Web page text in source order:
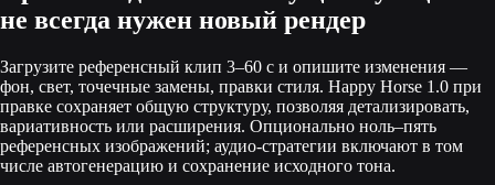
не всегда нужен новый рендер
Загрузите референсный клип 3–60 с и опишите изменения —
фон, свет, точечные замены, правки стиля. Happy Horse 1.0 при
правке сохраняет общую структуру, позволяя детализировать,
вариативность или расширения. Опционально ноль–пять
референсных изображений; аудио-стратегии включают в том
числе автогенерацию и сохранение исходного тона.